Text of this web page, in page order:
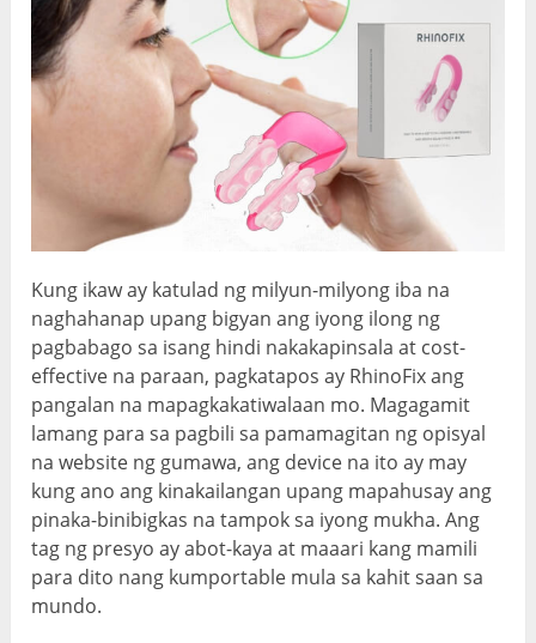
Kung ikaw ay katulad ng milyun-milyong iba na
naghahanap upang bigyan ang iyong ilong ng
pagbabago sa isang hindi nakakapinsala at cost-
effective na paraan, pagkatapos ay RhinoFix ang
pangalan na mapagkakatiwalaan mo. Magagamit
lamang para sa pagbili sa pamamagitan ng opisyal
na website ng gumawa, ang device na ito ay may
kung ano ang kinakailangan upang mapahusay ang
pinaka-binibigkas na tampok sa iyong mukha. Ang
tag ng presyo ay abot-kaya at maaari kang mamili
para dito nang kumportable mula sa kahit saan sa
mundo.